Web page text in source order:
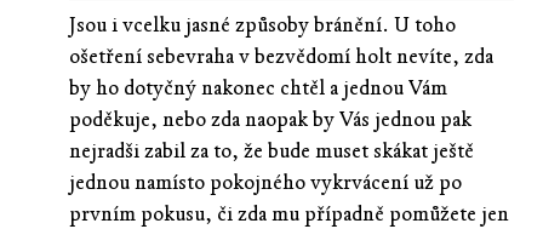
Jsou i vcelku jasné způsoby bránění. U toho
ošetření sebevraha v bezvědomí holt nevíte, zda
by ho dotyčný nakonec chtěl a jednou Vám
poděkuje, nebo zda naopak by Vás jednou pak
nejradši zabil za to, že bude muset skákat ještě
jednou namísto pokojného vykrvácení už po
prvním pokusu, či zda mu případně pomůžete jen